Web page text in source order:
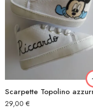
Scarpette Topolino
29,00 €